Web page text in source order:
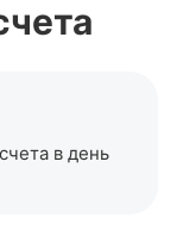
в день